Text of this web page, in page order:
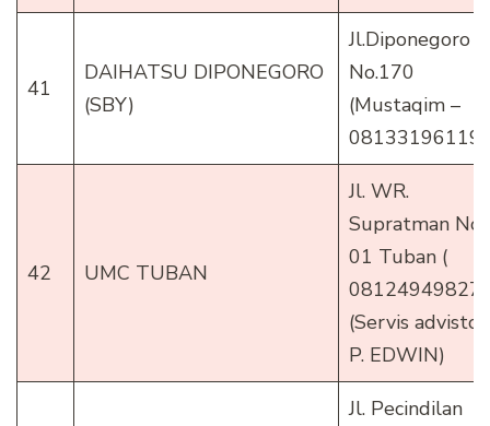
41
DAIHATSU DIPONEGORO
(SBY)
Jl.Diponegoro
No.170
(Mustaqim –
42 UMC TUBAN
Jl. WR.
Supratman No.
01 Tuban (
(Servis advistor
P. EDWIN)
Jl. Pecindilan